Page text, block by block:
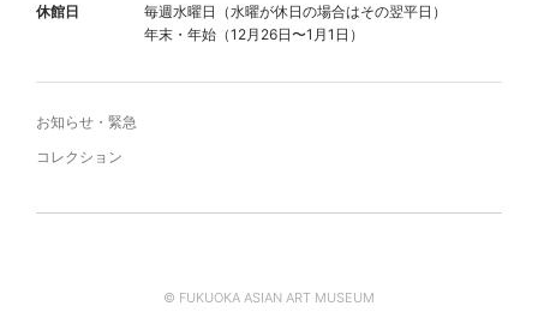
休館日
毎週水曜日（水曜が休日の場合はその翌平日）
年末・年始（12月26日〜1月1日）
お知らせ・緊急
コレクション
© FUKUOKA ASIAN ART MUSEUM